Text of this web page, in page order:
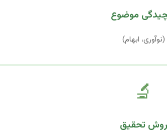
موضوع
(نوآوری، ابهام)
🔬
روش تحقیق